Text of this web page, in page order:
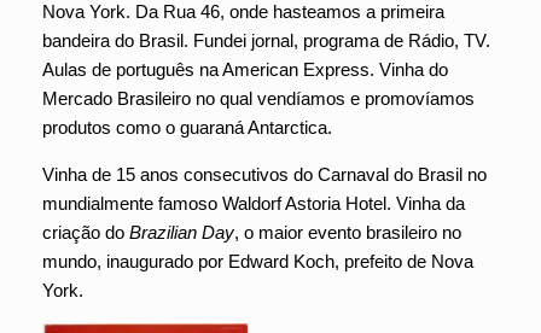
Nova York. Da Rua 46, onde hasteamos a primeira
bandeira do Brasil. Fundei jornal, programa de Rádio, TV.
Aulas de português na American Express. Vinha do
Mercado Brasileiro no qual vendíamos e promovíamos
produtos como o guaraná Antarctica.
Vinha de 15 anos consecutivos do Carnaval do Brasil no
mundialmente famoso Waldorf Astoria Hotel. Vinha da
criação do Brazilian Day, o maior evento brasileiro no
mundo, inaugurado por Edward Koch, prefeito de Nova
York.